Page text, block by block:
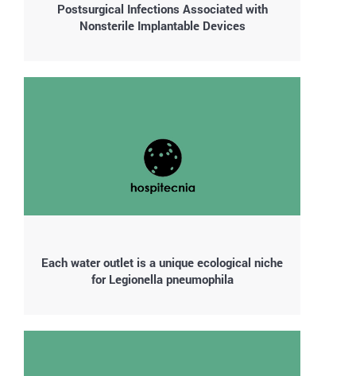
Postsurgical Infections Associated with
Nonsterile Implantable Devices
Each water outlet is a unique ecological niche
for Legionella pneumophila